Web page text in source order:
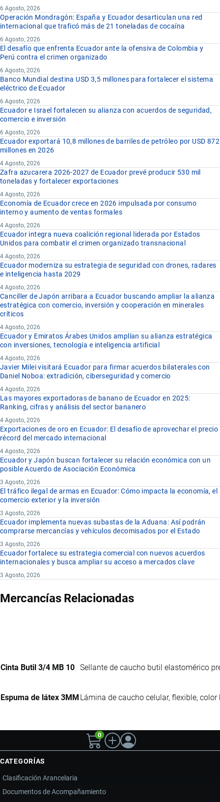
6 Agosto, 2026
Operación Mondragón: España y Ecuador desarticulan una red
internacional que traficó más de 21 toneladas de cocaína
6 Agosto, 2026
El desafío que enfrenta Ecuador ante la ofensiva de Colombia y
Perú contra el crimen organizado
6 Agosto, 2026
Banco Mundial destina USD 3,5 millones para fortalecer el sistema
eléctrico de Ecuador
6 Agosto, 2026
Ecuador e Israel fortalecen su alianza con acuerdos de seguridad,
comercio e inversión
6 Agosto, 2026
Ecuador exportará 10,8 millones de barriles de petróleo por USD 872
millones en 2026
4 Agosto, 2026
Zafra azucarera 2026-2027 de Ecuador prevé producir 530 mil
toneladas y fortalecer exportaciones
4 Agosto, 2026
Economía de Ecuador crece en 2026 impulsada por consumo
interno y aumento de ventas formales
4 Agosto, 2026
Ecuador integra nueva coalición regional liderada por Estados
Unidos para combatir el crimen organizado transnacional
4 Agosto, 2026
Ecuador moderniza su estrategia de seguridad con drones, radares
e inteligencia hasta 2029
4 Agosto, 2026
Canciller de Japón arribara a Ecuador buscando ampliar la alianza
estratégica con comercio, inversión y cooperación en minerales
críticos
4 Agosto, 2026
Ecuador y Emiratos Árabes Unidos amplían su alianza estratégica
con inversiones, tecnología e inteligencia artificial
4 Agosto, 2026
Javier Milei visitará Ecuador para firmar acuerdos bilaterales con
Daniel Noboa: extradición, ciberseguridad y comercio
4 Agosto, 2026
Las mayores exportadoras de banano de Ecuador en 2025:
Ranking, cifras y análisis del sector bananero
4 Agosto, 2026
Exportaciones de oro en Ecuador: El desafío de aprovechar el precio
récord del mercado internacional
4 Agosto, 2026
Ecuador y Japón buscan fortalecer su relación económica con un
posible Acuerdo de Asociación Económica
3 Agosto, 2026
El tráfico ilegal de armas en Ecuador: Cómo impacta la economía, el
comercio exterior y la inversión
3 Agosto, 2026
Ecuador implementa nuevas subastas de la Aduana: Así podrán
comprarse mercancías y vehículos decomisados por el Estado
3 Agosto, 2026
Ecuador fortalece su estrategia comercial con nuevos acuerdos
internacionales y busca ampliar su acceso a mercados clave
3 Agosto, 2026
Mercancías Relacionadas
Cinta Butil 3/4 MB 10 Sellante de caucho butil elastomérico
Espuma de látex 3MM Lámina de caucho celular, flexible,
0
CATEGORÍAS
Clasificación Arancelaria
Documentos de Acompañamiento